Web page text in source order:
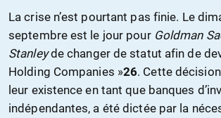
La crise n’est pourtant pas finie. Le
septembre est le jour pour Goldman
Stanleyde changer de statut afin de
Holding Companies »26. Cette
leur existence en tant que banques
indépendantes, a été dictée par la